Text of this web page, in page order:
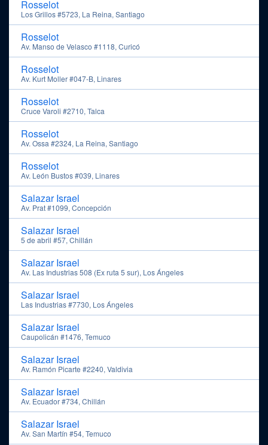
Rosselot
Los Grillos #5723, La Reina, Santiago
Rosselot
Av. Manso de Velasco #1118, Curicó
Rosselot
Av. Kurt Moller #047-B, Linares
Rosselot
Cruce Varoli #2710, Talca
Rosselot
Av. Ossa #2324, La Reina, Santiago
Rosselot
Av. León Bustos #039, Linares
Salazar Israel
Av. Prat #1099, Concepción
Salazar Israel
5 de abril #57, Chillán
Salazar Israel
Av. Las Industrias 508 (Ex ruta 5 sur), Los Ángeles
Salazar Israel
Las Industrias #7730, Los Ángeles
Salazar Israel
Caupolicán #1476, Temuco
Salazar Israel
Av. Ramón Picarte #2240, Valdivia
Salazar Israel
Av. Ecuador #734, Chillán
Salazar Israel
Av. San Martín #54, Temuco